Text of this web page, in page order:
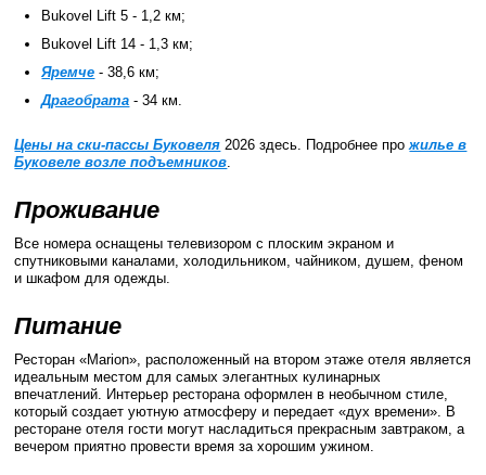
Bukovel Lift 5 - 1,2 км;
Bukovel Lift 14 - 1,3 км;
Яремче - 38,6 км;
Драгобрата - 34 км.
Цены на ски-пассы Буковеля 2026 здесь. Подробнее прожилье в
Буковеле возле подъемников
Проживание
Все номера оснащены телевизором с плоским экраном и
спутниковыми каналами, холодильником, чайником, душем, феном
и шкафом для одежды.
Питание
Ресторан «Marion», расположенный на втором этаже отеля является
идеальным местом для самых элегантных кулинарных
впечатлений. Интерьер ресторана оформлен в необычном стиле,
который создает уютную атмосферу и передает «дух времени». В
ресторане отеля гости могут насладиться прекрасным завтраком, а
вечером приятно провести время за хорошим ужином.